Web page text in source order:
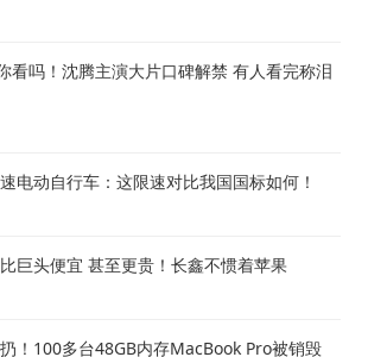
看吗！沈腾主演大片口碑解禁 有人看完称泪
电动自行车：这限速对比我国国标如何！
巨头便宜 甚至更贵！长鑫不惯着苹果
！100多台48GB内存MacBook Pro被销毁